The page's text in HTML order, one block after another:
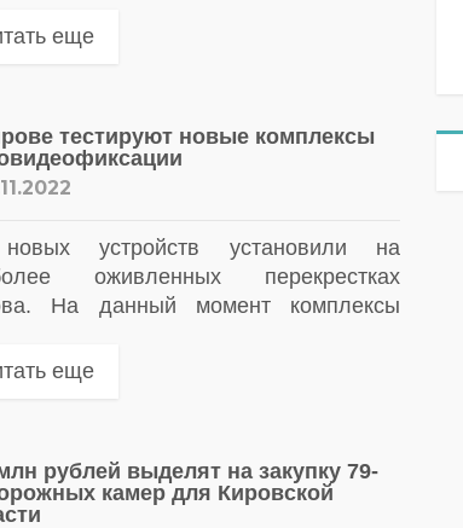
еще
тестируют новые комплексы
устройств установили на
оживленных перекрестках
На данный момент комплексы
еще
рублей выделят на закупку 79-
камер для Кировской